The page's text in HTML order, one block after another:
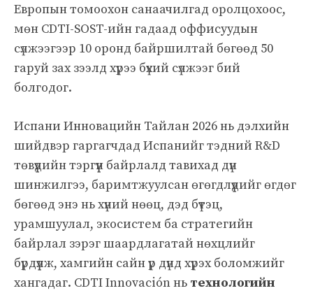
Европын томоохон санаачилгад оролцохоос,
мөн CDTI-SOST-ийн гадаад оффисуудын
сүлжээгээр 10 оронд байршилтай бөгөөд 50
гаруй зах зээлд хүрээ бүхий сүлжээг бий
болгодог.
Испани Инновацийн Тайлан 2026 нь дэлхийн
шийдвэр гаргагчдад Испанийг тэдний R&D
төвүүдийн тэргүүн байрлалд тавихад дүн
шинжилгээ, баримтжуулсан өгөгдлүүдийг өгдөг
бөгөөд энэ нь хүний нөөц, дэд бүтэц,
урамшуулал, экосистем ба стратегийн
байрлал зэрэг шаардлагатай нөхцлийг
бүрдүүлж, хамгийн сайн үр дүнд хүрэх боломжийг
хангадаг. CDTI Innovación нь технологийн